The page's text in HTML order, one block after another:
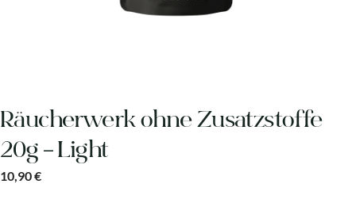
Räucherwerk ohne Zusatzstoffe
20g – Light
10,90€